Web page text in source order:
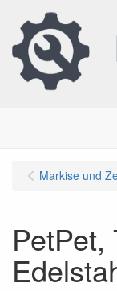
Markise und
PetPet,